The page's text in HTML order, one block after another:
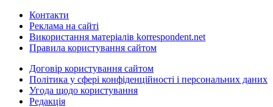
Контакти
Реклама на сайті
Використання матеріалів korrespondent.net
Правила користування сайтом
Договір користування сайтом
Політика у сфері конфіденційності і персональних даних
Угода щодо користування
Редакція